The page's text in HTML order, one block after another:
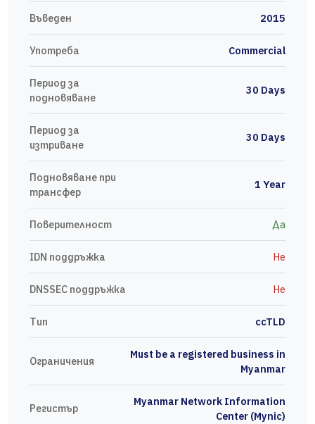
Въведен 2015
Употреба Commercial
Период за
подновяване
30 Days
Период за
изтриване
30 Days
Подновяване при
трансфер
1 Year
Поверителност Да
IDN поддръжка Не
DNSSEC поддръжка Не
Тип ccTLD
Ограничения
Must be a registered business in
Myanmar
Регистър
Myanmar Network Information
Center (Mynic)